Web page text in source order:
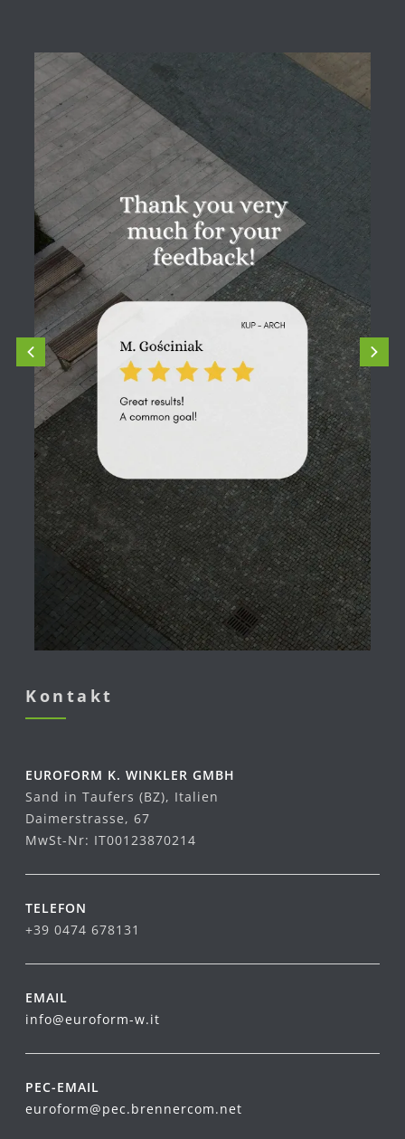
Kontakt
EUROFORM K. WINKLER GMBH
Sand in Taufers (BZ), Italien
Daimerstrasse, 67
MwSt-Nr: IT00123870214
TELEFON
+39 0474 678131
EMAIL
info@euroform-w.it
PEC-EMAIL
euroform@pec.brennercom.net